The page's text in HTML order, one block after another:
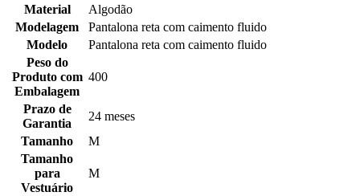
Material
Algodão
Modelagem
Pantalona reta com caimento fluido
Modelo
Pantalona reta com caimento fluido
Peso do
Produto com
Embalagem
400
Prazo de
Garantia
24 meses
Tamanho
M
Tamanho
para
Vestuário
M